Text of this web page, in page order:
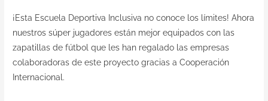
¡Esta Escuela Deportiva Inclusiva no conoce los límites! Ahora
nuestros súper jugadores están mejor equipados con las
zapatillas de fútbol que les han regalado las empresas
colaboradoras de este proyecto gracias a Cooperación
Internacional.